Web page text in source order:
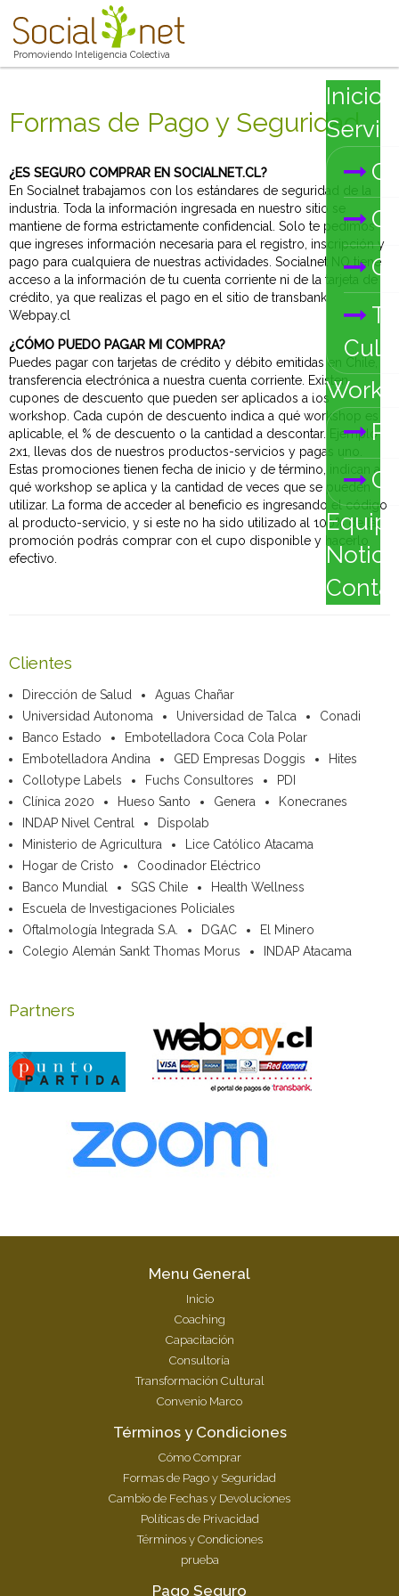
Promoviendo Inteligencia Colectiva
Inicio
Formas de Pago y Seguridad
¿ES SEGURO COMPRAR EN SOCIALNET.CL?
En Socialnet trabajamos con los estándares de seguridad de la
industria. Toda la información ingresada en nuestro sitio se
mantiene de forma estrictamente confidencial. Solo te pedimos
que ingreses información necesaria para el registro, inscripción y
pago para cualquiera de nuestras actividades. Socialnet NO tiene
acceso a la información de tu cuenta corriente ni de la tarjeta de
crédito, ya que realizas el pago en el sitio de transbank
Webpay.cl
¿CÓMO PUEDO PAGAR MI COMPRA?
Puedes pagar con tarjetas de crédito y débito emitidas en Chile,
transferencia electrónica a nuestra cuenta corriente. Existen
cupones de descuento que pueden ser aplicados a los
workshop. Cada cupón de descuento indica a qué workshop es
aplicable, el % de descuento o la cantidad a descontar. Ejemplo
2x1, llevas dos de nuestros productos-servicios y pagas uno.
Estas promociones tienen fecha de inicio y de término, indican a
qué workshop se aplica y la cantidad de veces que se pueden
utilizar. La forma de acceder al beneficio es ingresando el código
al producto-servicio, y si este no ha sido utilizado al 100% de la
promoción podrás comprar con el cupo disponible y hacerlo
efectivo.
Clientes
Dirección de Salud
Aguas Chañar
Universidad Autonoma
Universidad de Talca
Conadi
Banco Estado
Embotelladora Coca Cola Polar
Embotelladora Andina
GED Empresas Doggis
Hites
Collotype Labels
Fuchs Consultores
PDI
Clínica 2020
Hueso Santo Genera
Konecranes
INDAP Nivel Central
Dispolab
Ministerio de Agricultura
Lice Católico Atacama
Hogar de Cristo
Coodinador Eléctrico
Banco Mundial
SGS Chile
Health Wellness
Escuela de Investigaciones Policiales
Oftalmología Integrada S.A.
DGAC
El Minero
Colegio Alemán Sankt Thomas Morus
INDAP Atacama
Partners
Menu General
Inicio
Coaching
Capacitación
Consultoría
Transformación Cultural
Convenio Marco
Términos y Condiciones
Cómo Comprar
Formas de Pago y Seguridad
Cambio de Fechas y Devoluciones
Políticas de Privacidad
Términos y Condiciones
prueba
Pago Seguro